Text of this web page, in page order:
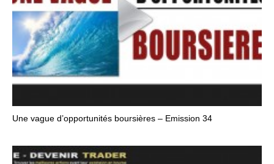
Une vague d’opportunités boursières – Emission 34